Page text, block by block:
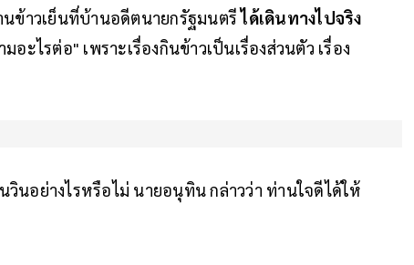
นข้าวเย็นที่บ้านอดีตนายกรัฐมนตรีได้เดินทางไปจริง
ะไรต่อ" เพราะเรื่องกินข้าวเป็นเรื่องส่วนตัว เรื่อง
นอย่างไรหรือไม่ นายอนุทิน กล่าวว่า ท่านใจดีได้ให้